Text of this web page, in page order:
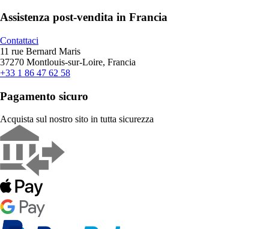
Assistenza post-vendita in Francia
Contattaci
11 rue Bernard Maris
37270 Montlouis-sur-Loire, Francia
+33 1 86 47 62 58
Pagamento sicuro
Acquista sul nostro sito in tutta sicurezza